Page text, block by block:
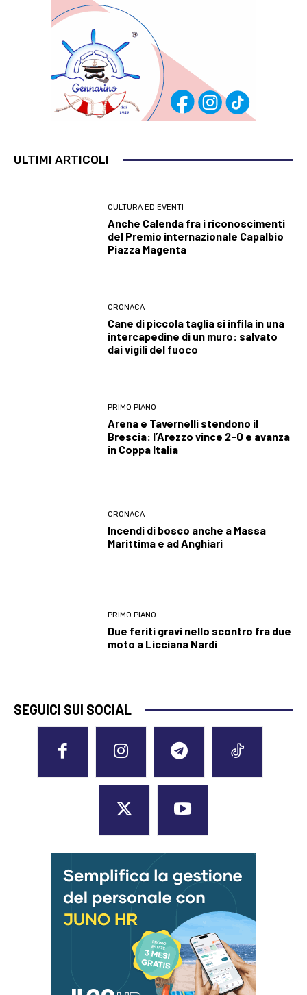
ULTIMI ARTICOLI
CULTURA ED EVENTI
Anche Calenda fra i riconoscimenti
del Premio internazionale Capalbio
Piazza Magenta
CRONACA
Cane di piccola taglia si infila in una
intercapedine di un muro: salvato
dai vigili del fuoco
PRIMO PIANO
Arena e Tavernelli stendono il
Brescia: l’Arezzo vince 2-0 e avanza
in Coppa Italia
CRONACA
Incendi di bosco anche a Massa
Marittima e ad Anghiari
PRIMO PIANO
Due feriti gravi nello scontro fra due
moto a Licciana Nardi
SEGUICI SUI SOCIAL